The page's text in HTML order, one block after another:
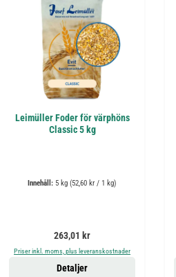
Leimüller Foder för värphöns
Classic 5 kg
Innehåll: 5 kg (52,60 kr / 1 kg)
Ordinarie pris:
263,01 kr
Priser inkl. moms, plus leveranskostnader
Detaljer